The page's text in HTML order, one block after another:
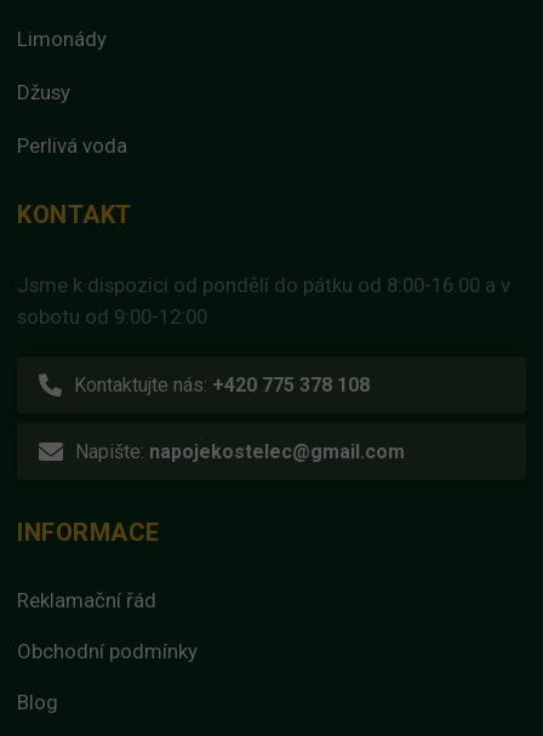
Limonády
Džusy
Perlivá voda
KONTAKT
Jsme k dispozici od pondělí do pátku od 8:00-16.00 a v
sobotu od 9:00-12:00
Kontaktujte nás: +420 775 378 108
Napište: napojekostelec@gmail.com
INFORMACE
Reklamační řád
Obchodní podmínky
Blog